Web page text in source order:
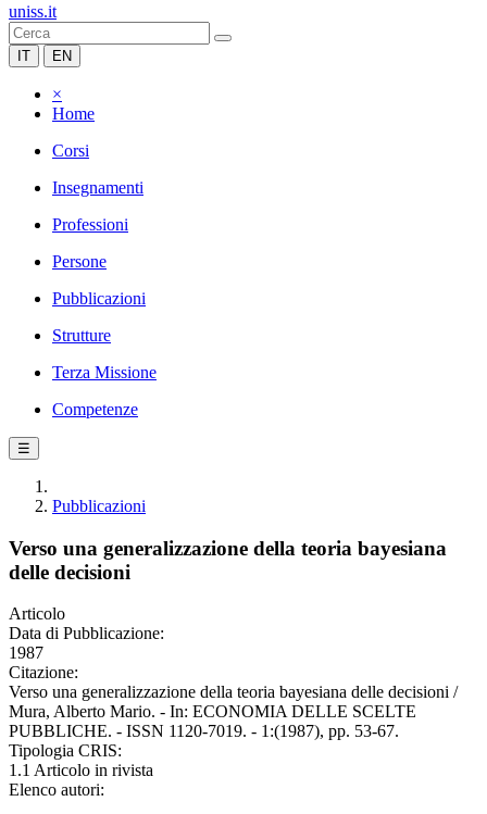
uniss.it
IT EN
×
Home
Corsi
Insegnamenti
Professioni
Persone
Pubblicazioni
Strutture
Terza Missione
Competenze
☰
Pubblicazioni
Verso una generalizzazione della teoria bayesiana
delle decisioni
Articolo
Data di Pubblicazione:
1987
Citazione:
Verso una generalizzazione della teoria bayesiana delle decisioni /
Mura, Alberto Mario. - In: ECONOMIA DELLE SCELTE
PUBBLICHE. - ISSN 1120-7019. - 1:(1987), pp. 53-67.
Tipologia CRIS:
1.1 Articolo in rivista
Elenco autori: